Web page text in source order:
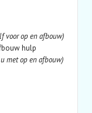
voor op en afbouw)
hulp
met op en afbouw)